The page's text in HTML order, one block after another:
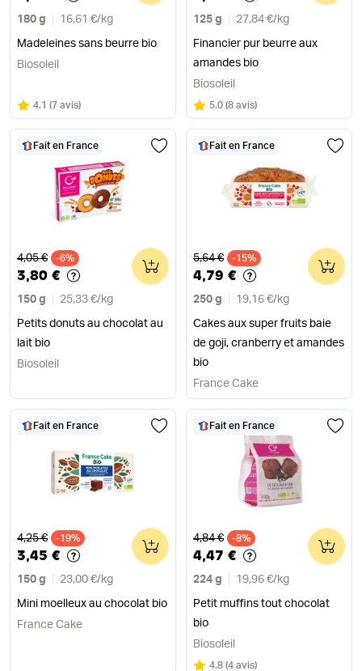
180 g 16,61 €/ kg
Madeleines sans beurre bio
Biosoleil
Note
4.1 sur 5
(7 avis)
125 g 27,84 €/ kg
Financier pur beurre aux
amandes bio
Biosoleil
Note
5.0 sur 5
(8 avis)
Fait en France
Ancien prix
4,05 € -6%
3,80 €
150 g 25,33 €/ kg
Petits donuts au chocolat au
lait bio
0
Biosoleil
Fait en France
Ancien prix
5,64 € -15%
4,79 €
250 g 19,16 €/ kg
Cakes aux super fruits baie
de goji, cranberry et amandes
bio
0
France Cake
Fait en France
Ancien prix
4,25 € -19%
3,45 €
150 g 23,00 €/ kg
Mini moelleux au chocolat bio
0
France Cake
Fait en France
Ancien prix
4,84 € -8%
4,47 €
224 g 19,96 €/ kg
Petit muffins tout chocolat
bio
0
Biosoleil
Note
4.8 sur 5
(4 avis)